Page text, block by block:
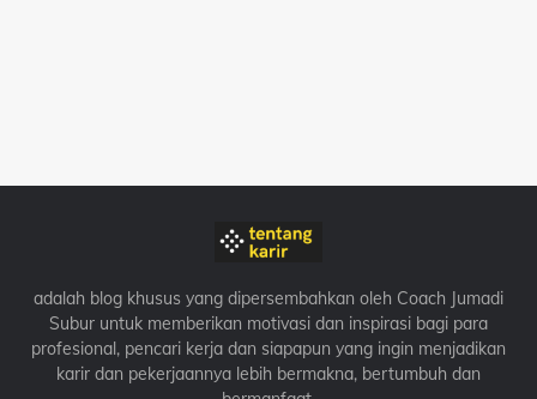
adalah blog khusus yang dipersembahkan oleh Coach Jumadi
Subur untuk memberikan motivasi dan inspirasi bagi para
profesional, pencari kerja dan siapapun yang ingin menjadikan
karir dan pekerjaannya lebih bermakna, bertumbuh dan